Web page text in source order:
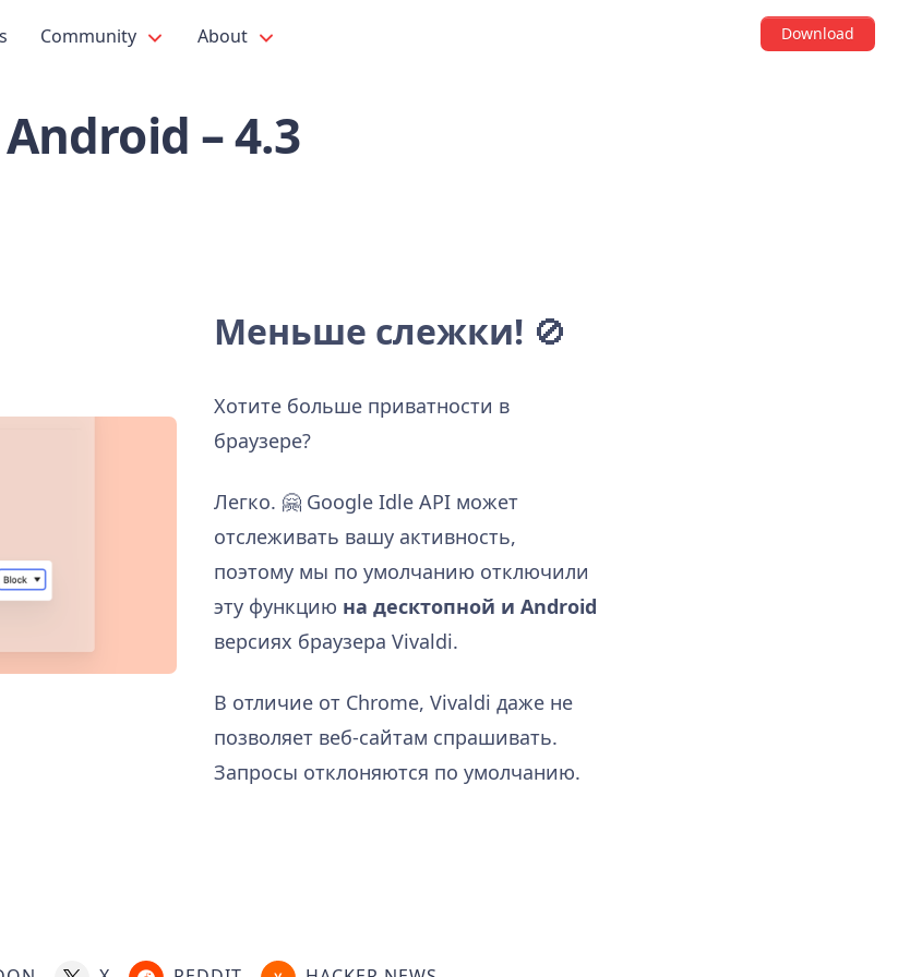
Community About Download
– 4.3
Меньше слежки! 🚫
Хотите больше приватности в
браузере?
Легко. 🤗 Google Idle API может
отслеживать вашу активность,
поэтому мы по умолчанию отключили
эту функцию на десктопной и Android
версиях браузера Vivaldi.
В отличие от Chrome, Vivaldi даже не
позволяет веб-сайтам спрашивать.
Запросы отклоняются по умолчанию.